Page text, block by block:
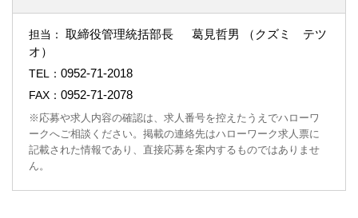
担当：
取締役管理統括部長 葛見哲男 （クズミ テツ
オ）
TEL： 0952-71-2018
FAX： 0952-71-2078
※応募や求人内容の確認は、求人番号を控えたうえでハローワ
ークへご相談ください。掲載の連絡先はハローワーク求人票に
記載された情報であり、直接応募を案内するものではありませ
ん。